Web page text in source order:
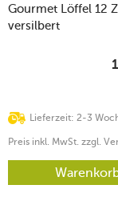
Gourmet Löffel 12
versilbert
Lieferzeit: 2-3
Preis inkl. MwSt. zzgl.